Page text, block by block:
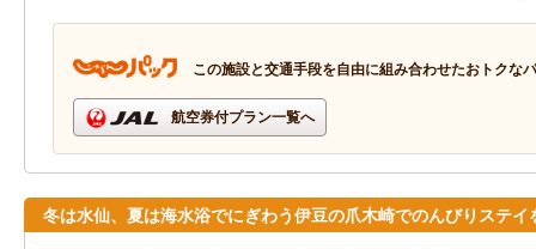
この施設と交通手段を自由に組み合わせたおトクな
航空券付プラン一覧へ
冬は水仙、夏は海水浴でにぎわう伊豆の爪木崎でのんびりステイ